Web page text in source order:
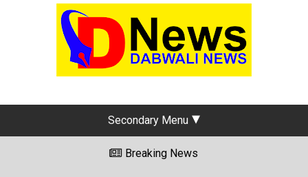
ABOUT US
INSTAGRAM
Secondary Menu
Breaking News